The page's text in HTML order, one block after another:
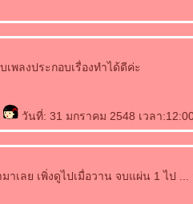
เพลงประกอบเรื่องทำได้ดีค่ะ
วันที่: 31 มกราคม 2548 เวลา
มาเลย เพิ่งดูไปเมื่อวาน จบแผ่น 1 ไป